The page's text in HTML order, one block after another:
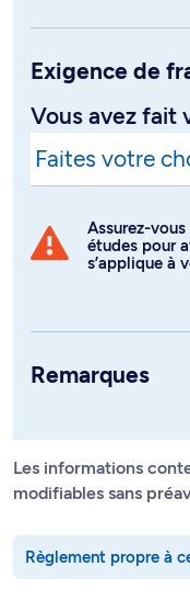
Exigence de
Vous avez fait
Assurez-
études pour
s’applique à
Remarques
Les informations
modifiables sans
Règlement propre à